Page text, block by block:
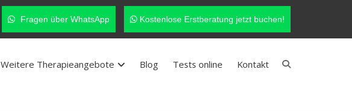
Fragen über WhatsApp Kostenlose Erstberatung jetzt buchen!
Weitere Therapieangebote Blog Tests online Kontakt